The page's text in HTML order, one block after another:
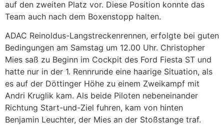
auf den zweiten Platz vor. Diese Position konnte das
Team auch nach dem Boxenstopp halten.
ADAC Reinoldus-Langstreckenrennen, erfolgte bei guten
Bedingungen am Samstag um 12.00 Uhr. Christopher
Mies saß zu Beginn im Cockpit des Ford Fiesta ST und
hatte nur in der 1. Rennrunde eine haarige Situation, als
es auf der Döttinger Höhe zu einem Zweikampf mit
Andri Kruglik kam. Als beide Piloten nebeneinander
Richtung Start-und-Ziel fuhren, kam von hinten
Benjamin Leuchter, der Mies an der Stoßstange traf.